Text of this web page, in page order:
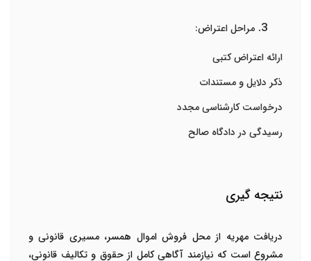
مراحل اعتراض:
ارائه اعتراض کتبی
ذکر دلایل و مستندات
درخواست کارشناسی مجدد
رسیدگی در دادگاه صالح
نتیجه گیری
دریافت مهریه از محل فروش اموال همسر، مسیری قانونی و
مشروع است که نیازمند آگاهی کامل از حقوق و تکالیف قانونی،